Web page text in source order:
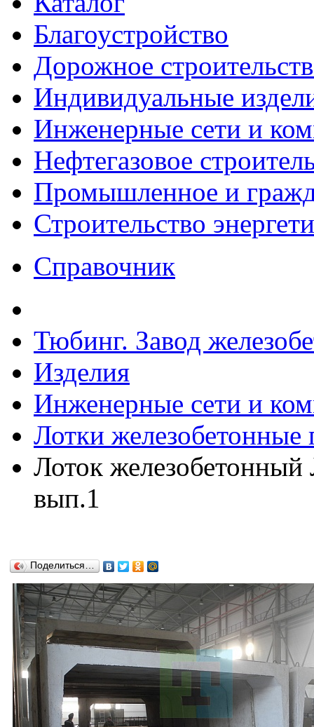
Благоустройство
Дорожное
Индивидуальные
Инженерные сети и
Нефтегазовое
Промышленное и
Строительство
Справочник
Тюбинг. Завод
Изделия
Инженерные сети и
Лотки
Лоток
вып.1
Поделиться…